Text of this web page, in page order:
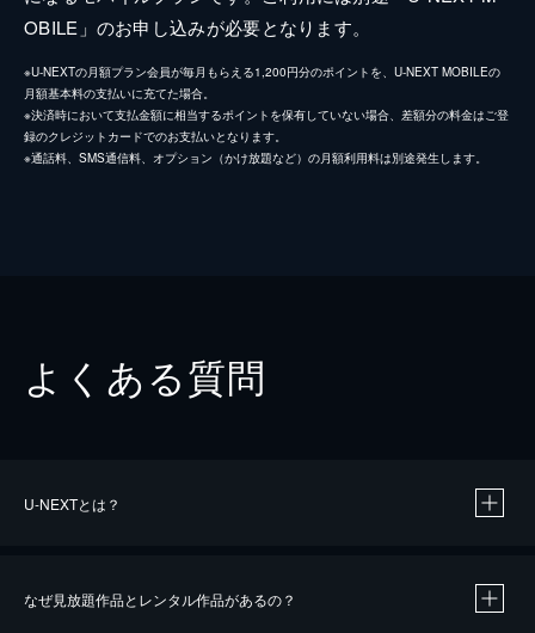
OBILE」のお申し込みが必要となります。
※U-NEXTの月額プラン会員が毎月もらえる1,200円分のポイントを、U-NEXT MOBILEの
月額基本料の支払いに充てた場合。
※決済時において支払金額に相当するポイントを保有していない場合、差額分の料金はご登
録のクレジットカードでのお支払いとなります。
※通話料、SMS通信料、オプション（かけ放題など）の月額利用料は別途発生します。
よくある質問
U-NEXTとは？
なぜ見放題作品とレンタル作品があるの？